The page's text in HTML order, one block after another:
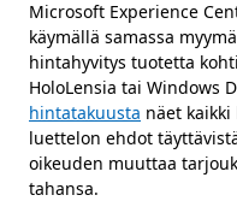
Microsoft Experience
käymällä samassa
hintahyvitys tuotetta
HoloLensia tai Windows
hintatakuusta näet
luettelon ehdot
oikeuden muuttaa
tahansa.